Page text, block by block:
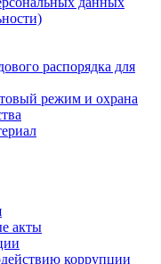
распорядка для
режим и охрана
акты
коррупции